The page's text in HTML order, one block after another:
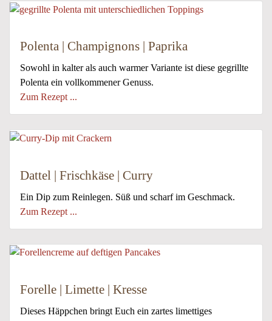
Polenta | Champignons | Paprika
Sowohl in kalter als auch warmer Variante ist diese gegrillte
Polenta ein vollkommener Genuss.
Zum Rezept ...
Dattel | Frischkäse | Curry
Ein Dip zum Reinlegen. Süß und scharf im Geschmack.
Zum Rezept ...
Forelle | Limette | Kresse
Dieses Häppchen bringt Euch ein zartes limettiges